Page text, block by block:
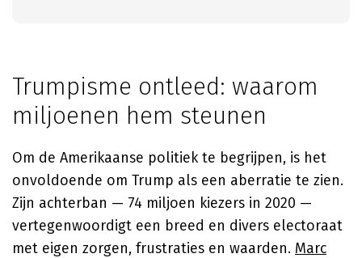
Trumpisme ontleed: waarom
miljoenen hem steunen
Om de Amerikaanse politiek te begrijpen, is het
onvoldoende om Trump als een aberratie te zien.
Zijn achterban — 74 miljoen kiezers in 2020 —
vertegenwoordigt een breed en divers electoraat
met eigen zorgen, frustraties en waarden. Marc